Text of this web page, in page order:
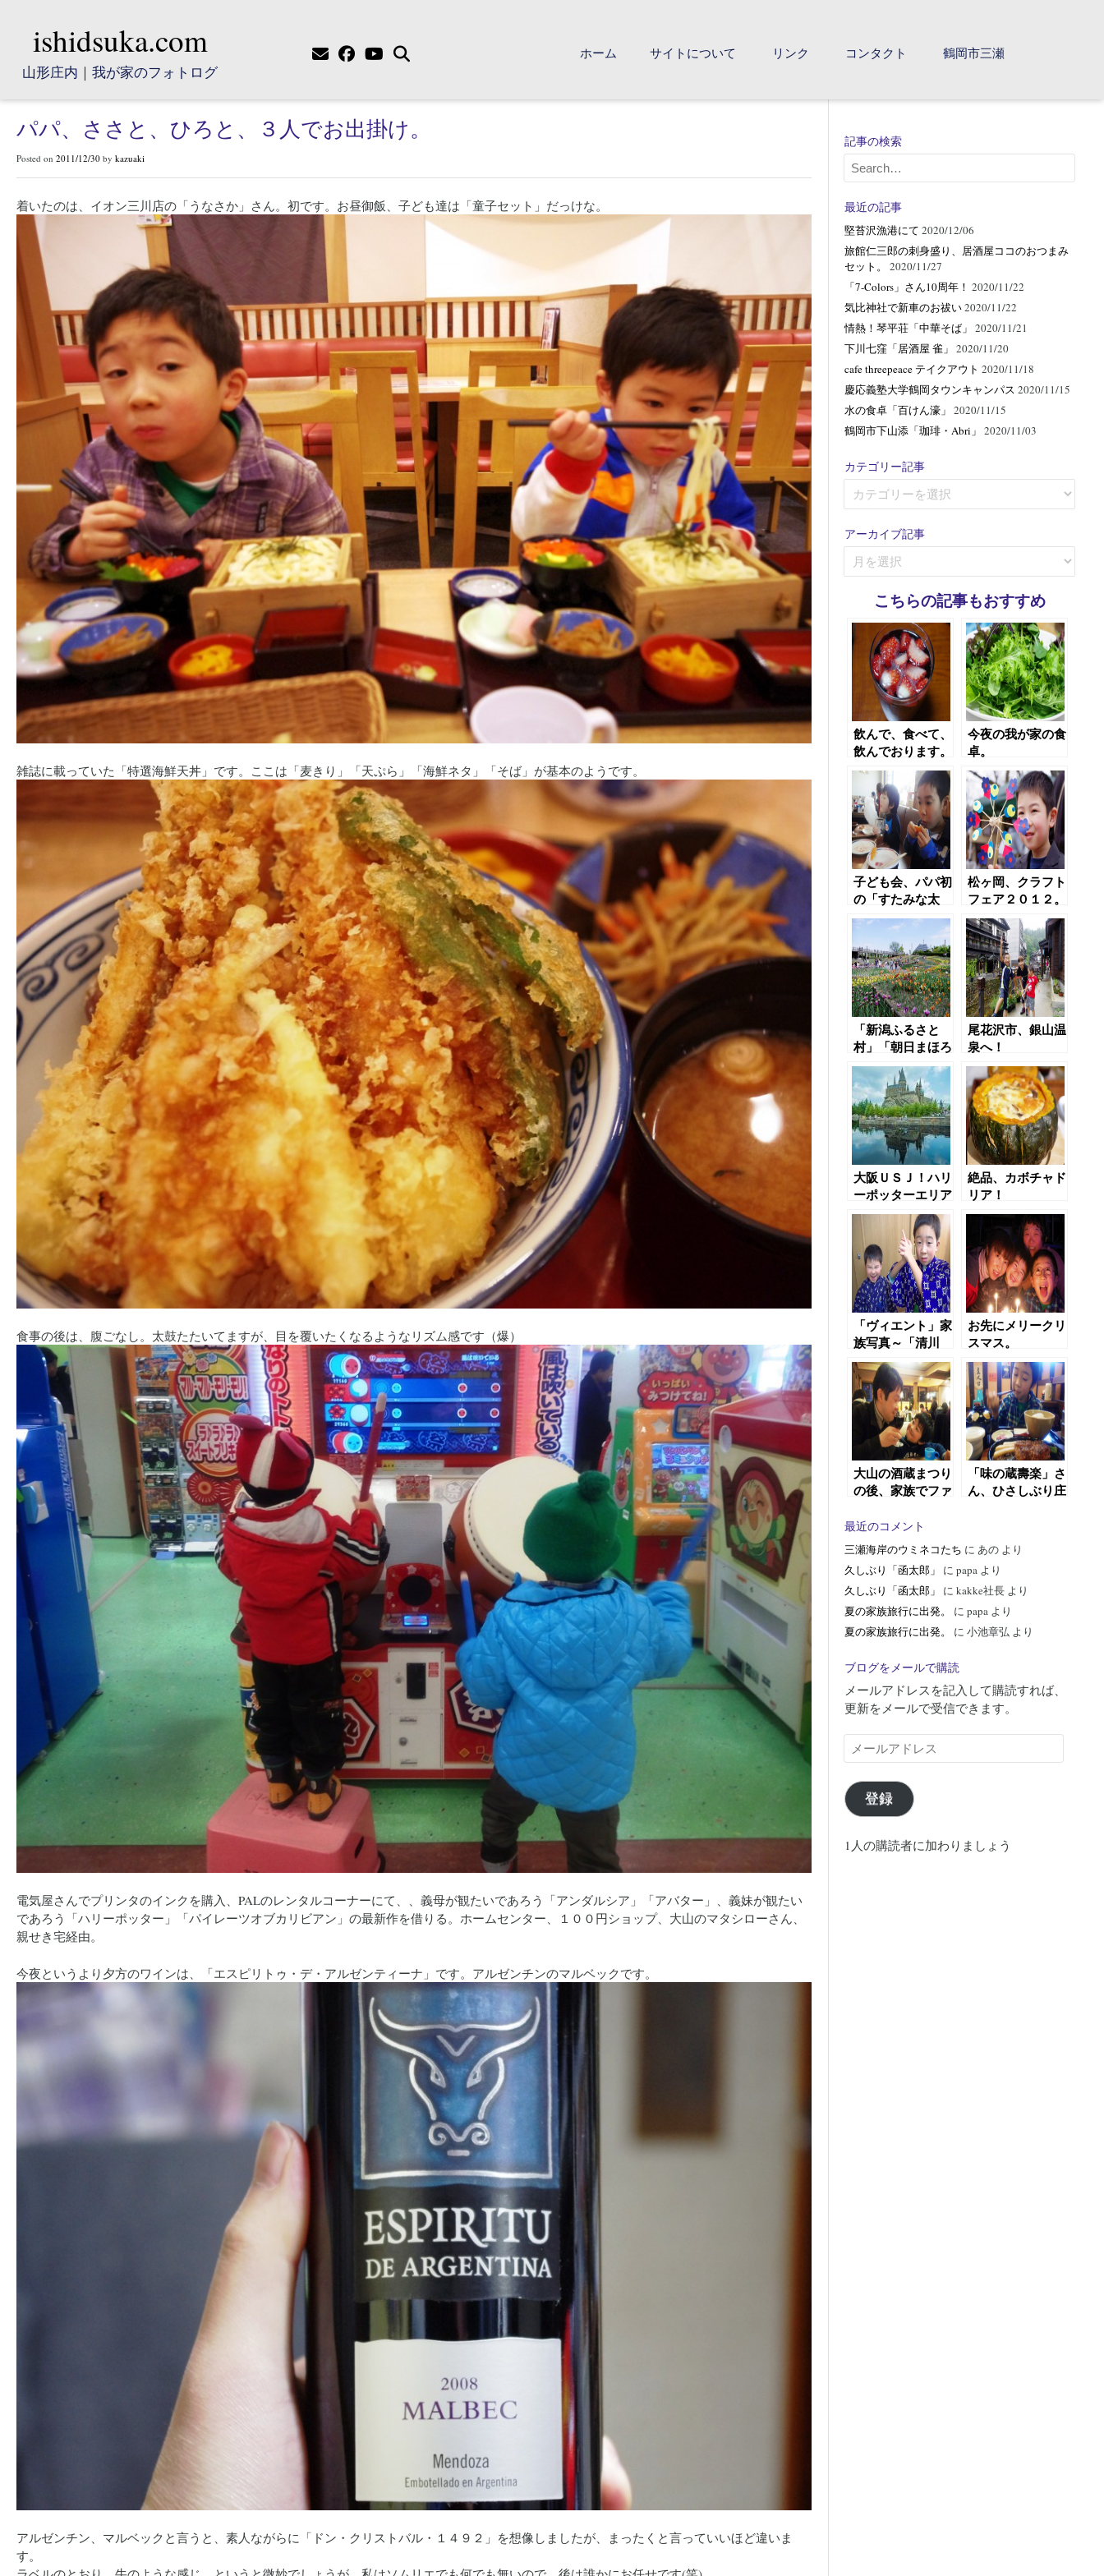
ishidsuka.com
山形庄内｜我が家のフォトログ
ホーム サイトについて リンク コンタクト 鶴岡市三瀬
パパ、ささと、ひろと、３人でお出掛け。
Posted on 2011/12/30 by kazuaki
着いたのは、イオン三川店の「うなさか」さん。初です。お昼御飯、子ども達は「童子セット」だっけな。
雑誌に載っていた「特選海鮮天丼」です。ここは「麦きり」「天ぷら」「海鮮ネタ」「そば」が基本のようです。
食事の後は、腹ごなし。太鼓たたいてますが、目を覆いたくなるようなリズム感です（爆）
電気屋さんでプリンタのインクを購入、PALのレンタルコーナーにて、、義母が観たいであろう「アンダルシア」「アバター」、義妹が観たい
であろう「ハリーポッター」「パイレーツオブカリビアン」の最新作を借りる。ホームセンター、１００円ショップ、大山のマタシローさん、
親せき宅経由。
今夜というより夕方のワインは、「エスピリトゥ・デ・アルゼンティーナ」です。アルゼンチンのマルベックです。
アルゼンチン、マルベックと言うと、素人ながらに「ドン・クリストバル・１４９２」を想像しましたが、まったくと言っていいほど違いま
す。
記事の検索
最近の記事
堅苔沢漁港にて 2020/12/06
旅館仁三郎の刺身盛り、居酒屋ココのおつまみ
セット。
2020/11/27
「7-Colors」さん10周年！ 2020/11/22
気比神社で新車のお祓い2020/11/22
情熱！琴平荘「中華そば」 2020/11/21
下川七窪「居酒屋 雀」 2020/11/20
cafe threepeace テイクアウト 2020/11/18
慶応義塾大学鶴岡タウンキャンパス 2020/11/15
水の食卓「百けん濠」 2020/11/15
鶴岡市下山添「珈琲・Abri」 2020/11/03
カテゴリー記事
カ
テ
リ
ー
記
アーカイブ記事
ー
ブ
記
事
こちらの記事もおすすめ
飲んで、食べて、
飲んでおります。
今夜の我が家の食
卓。
子ども会、パパ初
の「すたみな太
郎」訪問！
松ヶ岡、クラフト
フェア２０１２。
「新潟ふるさと
村」「朝日まほろ
ば温泉」にて
尾花沢市、銀山温
泉へ！
大阪ＵＳＪ！ハリ
ーポッターエリア
にて
絶品、カボチャド
リア！
「ヴィエント」家
族写真～「清川
屋」
お先にメリークリ
スマス。
大山の酒蔵まつり
の後、家族でファ
「味の蔵壽楽」さ
ん、ひさしぶり庄
最近のコメント
三瀬海岸のウミネコたち に あの より
久しぶり「函太郎」
に papa より
久しぶり「函太郎」
に kakke社長 より
夏の家族旅行に出発。
に papa より
夏の家族旅行に出発。
に 小池章弘 より
ブログをメールで購読
メールアドレスを記入して購読すれば、
更新をメールで受信できます。
メ
ー
ル
ア
ド
ス
登録
1人の購読者に加わりましょう